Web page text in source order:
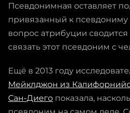
Псевдонимная оставляет
привязанный к
вопрос атрибуции сводится
связать этот псевдоним с
Ещё в 2013 году
Мейклджон из
Сан-Диего показала,